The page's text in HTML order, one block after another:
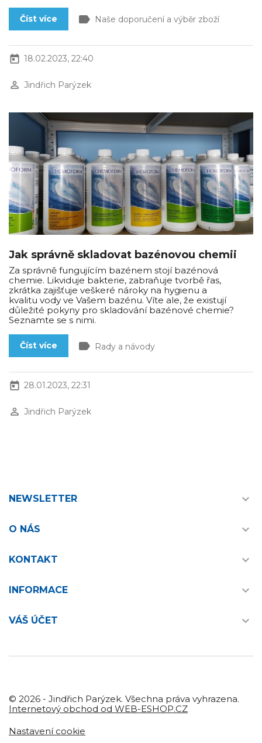
Číst více label Naše doporučení a výběr zboží
today 18.02.2023, 22:40
perm_identity Jindřich Parýzek
Jak správně skladovat bazénovou chemii
Za správně fungujícím bazénem stojí bazénová
chemie. Likviduje bakterie, zabraňuje tvorbě řas,
zkrátka zajišťuje veškeré nároky na hygienu a
kvalitu vody ve Vašem bazénu. Víte ale, že existují
důležité pokyny pro skladování bazénové chemie?
Seznamte se s nimi.
Číst více label Rady a návody
today 28.01.2023, 22:31
perm_identity Jindřich Parýzek
NEWSLETTER 
O NÁS 
KONTAKT 
INFORMACE 
VÁŠ ÚČET 
© 2026 - Jindřich Parýzek. Všechna práva vyhrazena.
Internetový obchod od WEB-ESHOP.CZ
Nastavení cookie